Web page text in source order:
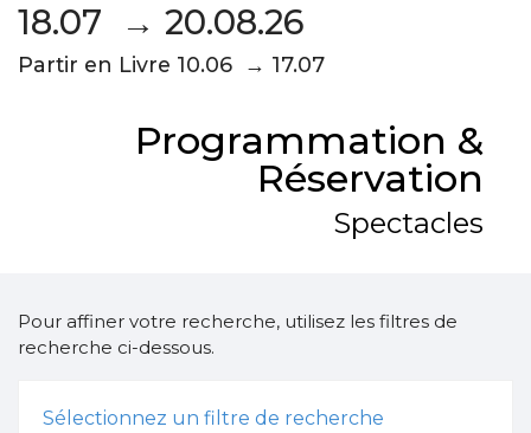
18.07 → 20.08.26
Partir en Livre 10.06 → 17.07
Programmation &
Réservation
Spectacles
Pour affiner votre recherche, utilisez les filtres de
recherche ci-dessous.
Sélectionnez un filtre de recherche